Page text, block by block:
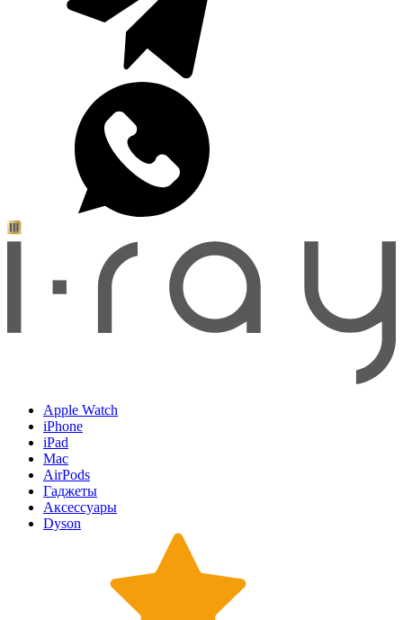
Apple Watch
iPhone
iPad
Mac
AirPods
Гаджеты
Аксессуары
Dyson